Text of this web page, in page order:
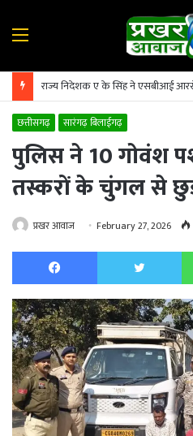
Menu
राज्य निदेशक ए के सिंह ने एसबीआई
छत्तीसगढ़ सारंगढ़ बिलाईगढ़
पुलिस ने 10 गोवंश
तस्करों के चुंगल से
प्रखर आवाज February 27, 2026
Facebook